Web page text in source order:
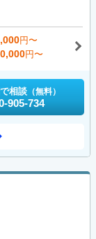
円〜
円〜
相談 （無料）
905-734